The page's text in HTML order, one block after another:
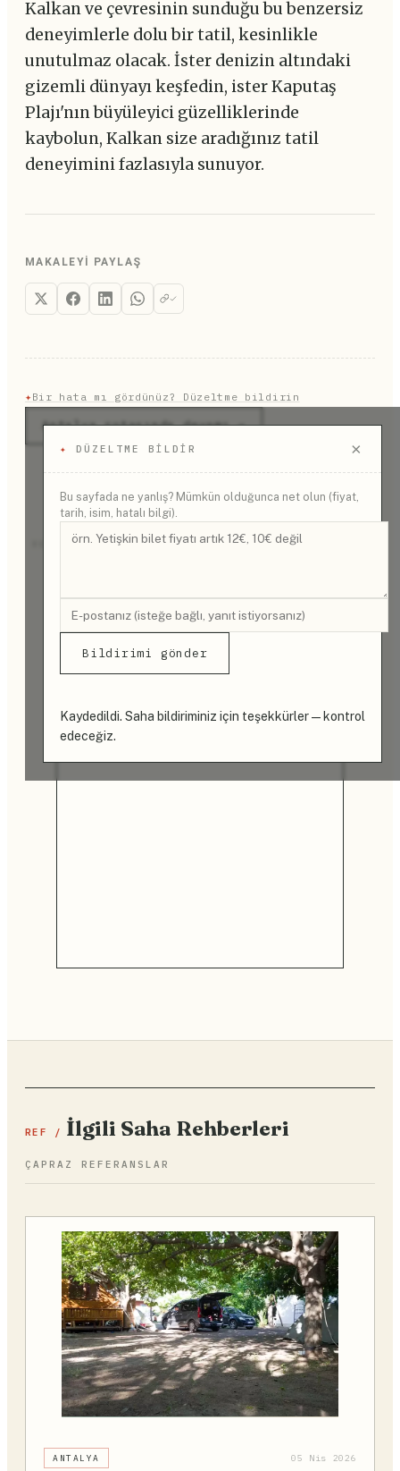
Kalkan ve çevresinin sunduğu bu benzersiz
deneyimlerle dolu bir tatil, kesinlikle
unutulmaz olacak. İster denizin altındaki
gizemli dünyayı keşfedin, ister Kaputaş
Plajı'nın büyüleyici güzelliklerinde
kaybolun, Kalkan size aradığınız tatil
deneyimini fazlasıyla sunuyor.
MAKALEYI PAYLAŞ
✦Bir hata mı gördünüz? Düzeltme bildirin
✦ DÜZELTME BILDIR ×
Bu sayfada ne yanlış? Mümkün olduğunca net olun (fiyat,
tarih, isim, hatalı bilgi).
Bildirimi gönder
Kaydedildi. Saha bildiriminiz için teşekkürler — kontrol
edeceğiz.
Antalya rotasında devamı →
REKLAM
REF / İlgili Saha Rehberleri
ÇAPRAZ REFERANSLAR
ANTALYA 05 Nis 2026